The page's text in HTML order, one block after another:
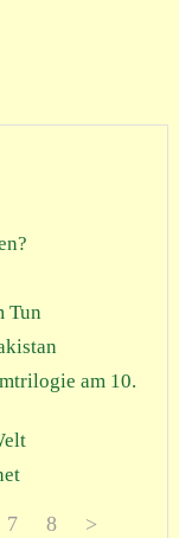
Tun
am 10.
7 8 >